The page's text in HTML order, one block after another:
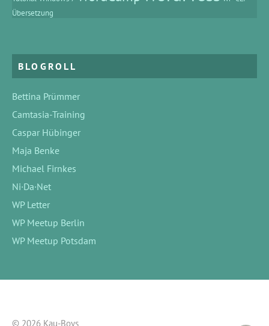
Übersetzung
BLOGROLL
Bettina Prümmer
Camtasia-Training
Caspar Hübinger
Maja Benke
Michael Firnkes
Ni·Da·Net
WP Letter
WP Meetup Berlin
WP Meetup Potsdam
© 2026 Kau-Boys